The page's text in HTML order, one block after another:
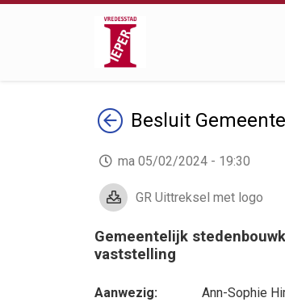
TerugBesluit
ma 05/02/2024 - 19:30
GR Uittreksel met logo
Gemeentelijk
vaststelling
Aanwezig: Ann-Sophie